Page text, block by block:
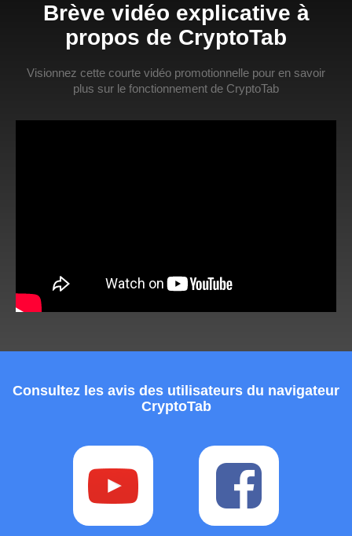
Brève vidéo explicative à
propos de CryptoTab
Visionnez cette courte vidéo promotionnelle pour en savoir
plus sur le fonctionnement de CryptoTab
Consultez les avis des utilisateurs du navigateur
CryptoTab